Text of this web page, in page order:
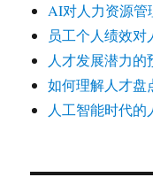
AI对人力资源管
员工个人绩效
人才发展潜力的
如何理解人才盘
人工智能时代的